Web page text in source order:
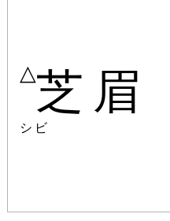
△芝眉
シビ